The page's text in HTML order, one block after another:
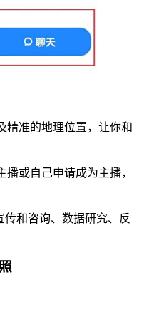
精准的地理位置，让你和
或自己申请成为主播，
和咨询、数据研究、反